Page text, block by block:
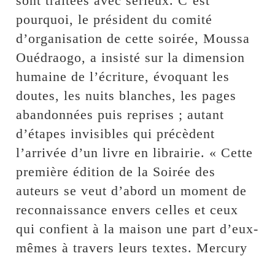
pourquoi, le président du comité
d’organisation de cette soirée, Moussa
Ouédraogo, a insisté sur la dimension
humaine de l’écriture, évoquant les
doutes, les nuits blanches, les pages
abandonnées puis reprises ; autant
d’étapes invisibles qui précèdent
l’arrivée d’un livre en librairie. « Cette
première édition de la Soirée des
auteurs se veut d’abord un moment de
reconnaissance envers celles et ceux
qui confient à la maison une part d’eux-
mêmes à travers leurs textes. Mercury